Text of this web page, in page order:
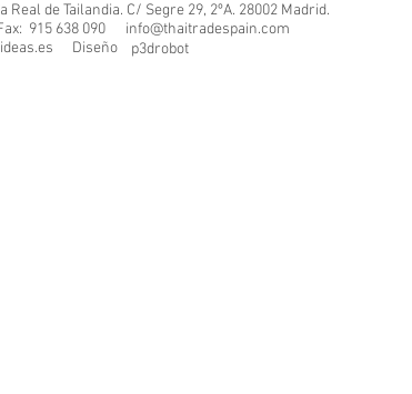
de Tailandia. C/ Segre 29, 2ºA. 28002 Madrid.
915 638 090 info@thaitradespain.com
por Diseño
p3drobot